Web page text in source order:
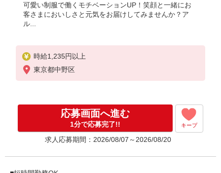
可愛い制服で働くモチベーションUP！笑顔と一緒にお
客さまにおいしさと元気をお届けしてみませんか？ア
ル...
時給1,235円以上
東京都中野区
応募画面へ進む
1分で応募完了!! キープ
求人応募期間：2026/08/07～2026/08/20